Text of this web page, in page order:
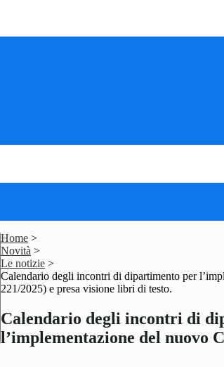
Home >
Novità >
Le notizie >
Calendario degli incontri di dipartimento per
221/2025) e presa visione libri di testo.
Calendario degli incontri di
l’implementazione del nuovo